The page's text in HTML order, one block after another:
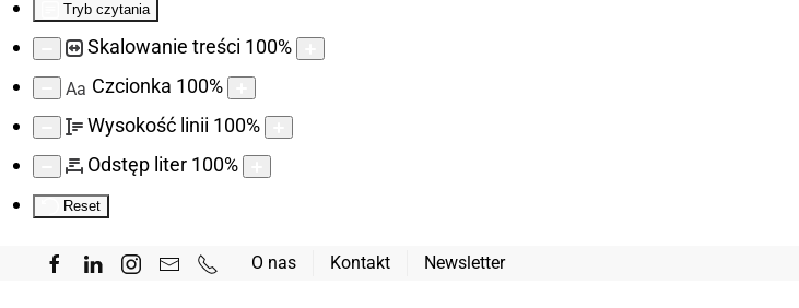
Tryb czytania
Skalowanie treści 100%
Aa Czcionka 100%
Wysokość linii 100%
Odstęp liter 100%
Reset
O nas Kontakt Newsletter